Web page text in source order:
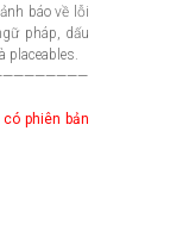
báo về lỗi
pháp, dấu
placeables.
phiên bản